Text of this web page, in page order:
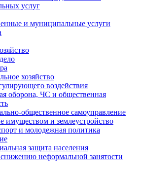
услуг
и муниципальные услуги
хозяйство
воздействия
оборона, ЧС и общественная
общественное самоуправление
имуществом и землеустройство
и молодежная политика
защита населения
неформальной занятости